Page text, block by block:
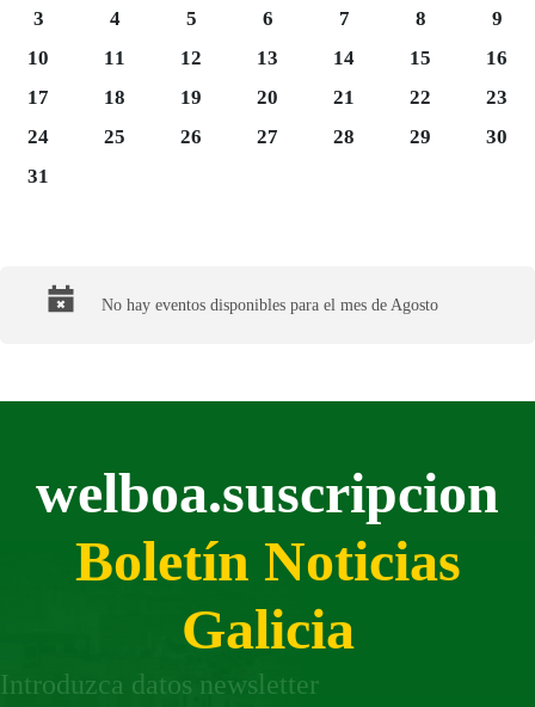
Luns 3
3 Martes 4
4 Mércores 5
5 Xoves 6
6 Venres 7
7 Sábado 8
8
9
Luns 10
10 Martes 11
11 Mércores 12
12 Xoves 13
13 Venres 14
14 Sábado 15
15
16
Luns 17
17 Martes 18
18 Mércores 19
19 Xoves 20
20 Venres 21
21 Sábado 22
22
23
Luns 24
24 Martes 25
25 Mércores 26
26 Xoves 27
27 Venres 28
28 Sábado 29
29
30
Luns 31
31
No hay eventos disponibles para el mes de Agosto
welboa.suscripcion
Boletín Noticias
Galicia
Introduzca datos newsletter